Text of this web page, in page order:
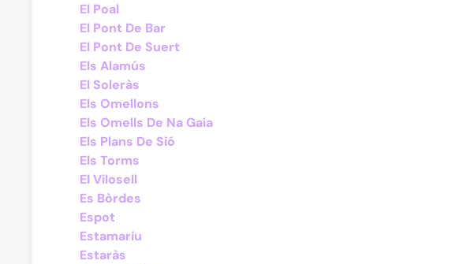
El Poal
El Pont De Bar
El Pont De Suert
Els Alamús
El Soleràs
Els Omellons
Els Omells De Na Gaia
Els Plans De Sió
Els Torms
El Vilosell
Es Bòrdes
Espot
Estamariu
Estaràs